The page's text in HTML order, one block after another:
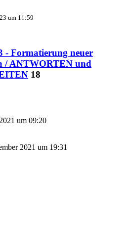
um 11:59
- Formatierung neuer
/ ANTWORTEN und
18
um 09:20
2021 um 19:31